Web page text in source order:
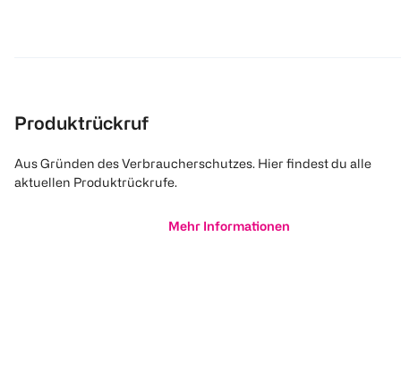
Produktrückruf
Aus Gründen des Verbraucherschutzes. Hier findest du alle
aktuellen Produktrückrufe.
Mehr Informationen